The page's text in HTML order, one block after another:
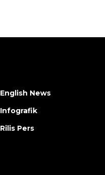
English News
Infografik
Rilis Pers